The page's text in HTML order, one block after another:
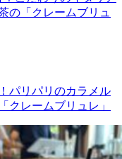
の「クレームブリュ
パリパリのカラメル
クレームブリュレ」